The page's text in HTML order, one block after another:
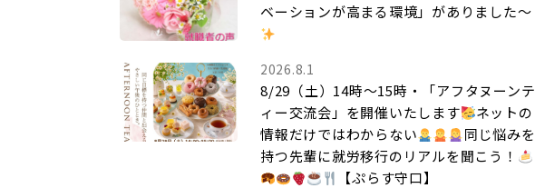
ベーションが高まる環境」がありました～
2026.8.1
8/29（土）14時～15時・「アフタヌーンテ
ィー交流会」を開催いたします
ネットの
情報だけではわからない
同じ悩みを
持つ先輩に就労移行のリアルを聞こう！
【ぷらす守口】